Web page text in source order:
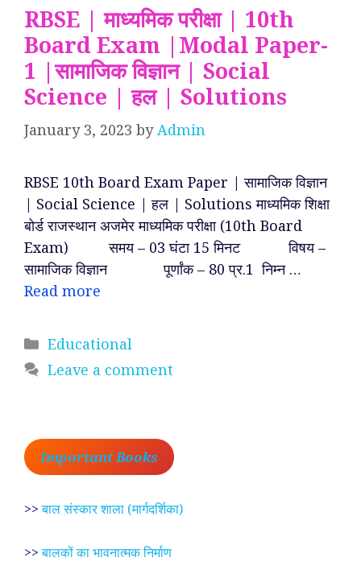
RBSE | माध्यमिक परीक्षा | 10th
Board Exam |Modal Paper-
1 |सामाजिक विज्ञान | Social
Science | हल | Solutions
January 3, 2023 byAdmin
RBSE 10th Board Exam Paper | सामाजिक विज्ञान
| Social Science | हल | Solutions माध्यमिक शिक्षा
बोर्ड राजस्थान अजमेर माध्यमिक परीक्षा (10th Board
Exam) समय – 03 घंटा 15 मिनट विषय –
सामाजिक विज्ञान पूर्णांक – 80 प्र.1 निम्न …
Read more
Categories
Educational
Leave a comment
Important Books
>>बाल संस्कार शाला (मार्गदर्शिका)
>>बालकों का भावनात्मक निर्माण